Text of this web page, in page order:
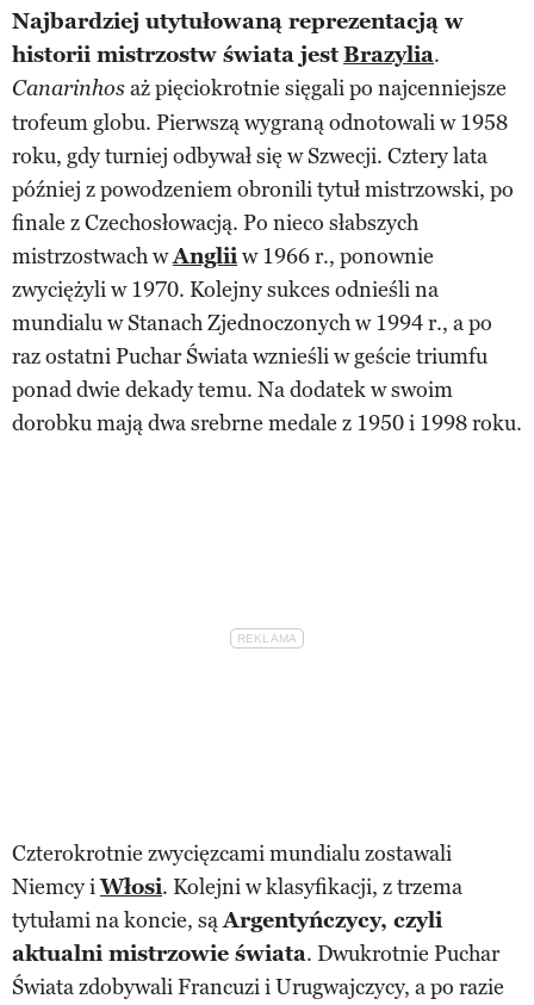
Najbardziej utytułowaną reprezentacją w
historii mistrzostw świata jestBrazylia.
Canarinhosaż pięciokrotnie sięgali po najcenniejsze
trofeum globu. Pierwszą wygraną odnotowali w 1958
roku, gdy turniej odbywał się w Szwecji. Cztery lata
później z powodzeniem obronili tytuł mistrzowski, po
finale z Czechosłowacją. Po nieco słabszych
mistrzostwach wAngliiw 1966 r., ponownie
zwyciężyli w 1970. Kolejny sukces odnieśli na
mundialu w Stanach Zjednoczonych w 1994 r., a po
raz ostatni Puchar Świata wznieśli w geście triumfu
ponad dwie dekady temu. Na dodatek w swoim
dorobku mają dwa srebrne medale z 1950 i 1998 roku.
Czterokrotnie zwycięzcami mundialu zostawali
Niemcy iWłosi. Kolejni w klasyfikacji, z trzema
tytułami na koncie, sąArgentyńczycy, czyli
aktualni mistrzowie świata. Dwukrotnie Puchar
Świata zdobywali Francuzi i Urugwajczycy, a po razie